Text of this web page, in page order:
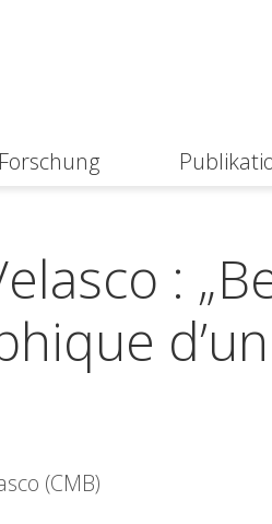
Forschung
:
(CMB)